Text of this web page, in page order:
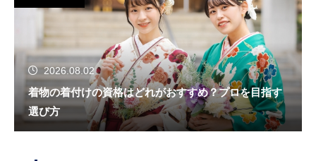
2026.08.02
着物の着付けの資格はどれがおすすめ？プロを目指す
選び方